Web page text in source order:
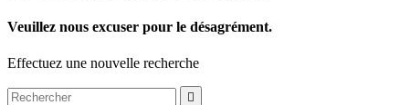
Veuillez nous excuser pour le désagrément.
Effectuez une nouvelle recherche
